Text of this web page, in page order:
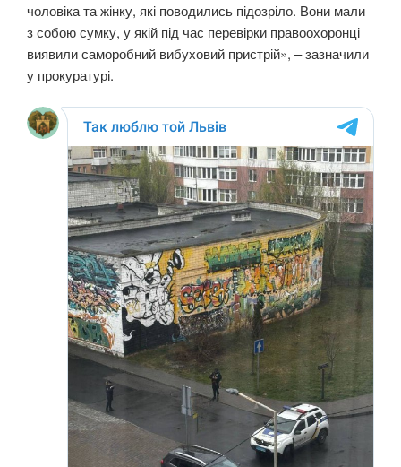
чоловіка та жінку, які поводились підозріло. Вони мали
з собою сумку, у якій під час перевірки правоохоронці
виявили саморобний вибуховий пристрій», – зазначили
у прокуратурі.